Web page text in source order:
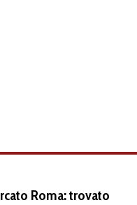
Roma: trovato